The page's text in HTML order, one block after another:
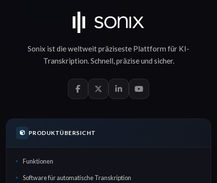
Sonix ist die weltweit präziseste Plattform für KI-
Transkription.Schnell,präziseund sicher.
PRODUKTÜBERSICHT
Funktionen
Software für automatische Transkription